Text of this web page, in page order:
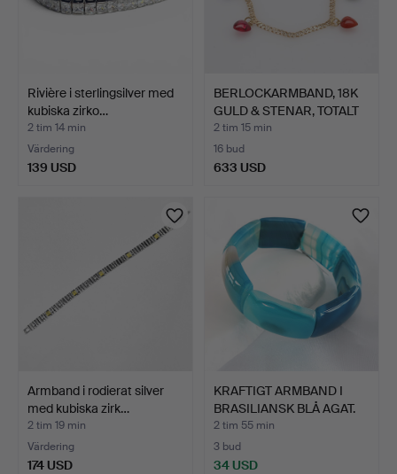
Rivière i sterlingsilver med
kubiska zirko…
2 tim 14 min
Värdering
139 USD
BERLOCKARMBAND, 18K
GULD & STENAR, TOTALT
…
2 tim 15 min
16 bud
633 USD
Armband i rodierat silver
med kubiska zirk…
2 tim 19 min
Värdering
174 USD
KRAFTIGT ARMBAND I
BRASILIANSK BLÅ AGAT.
2 tim 55 min
3 bud
34 USD